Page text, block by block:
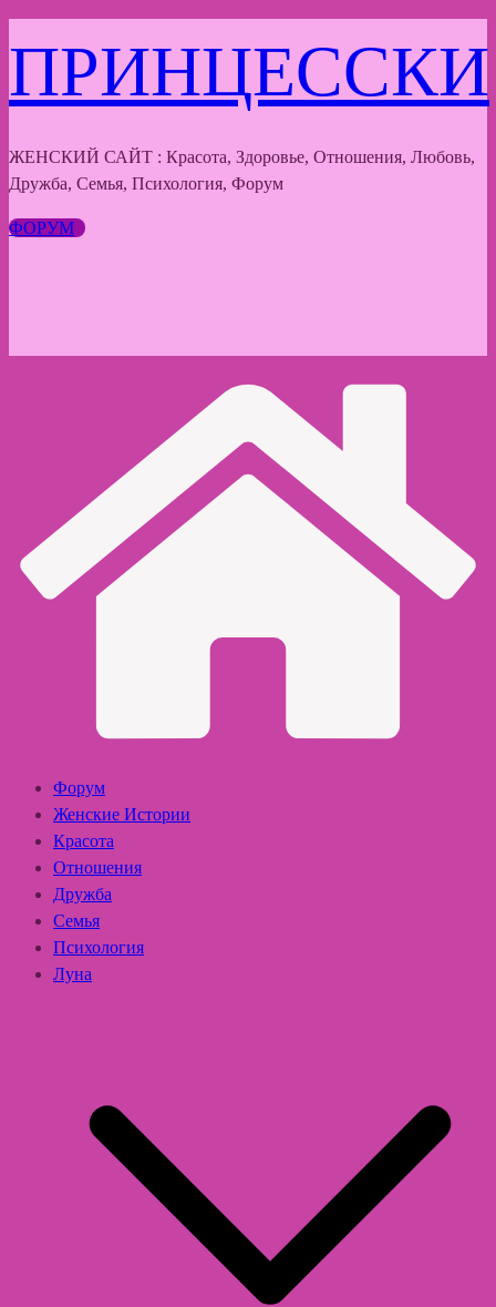
к
содержимому
ПРИНЦЕССКИ
ЖЕНСКИЙ САЙТ : Красота, Здоровье, Отношения, Любовь,
Дружба, Семья, Психология, Форум
ФОРУМ
Форум
Женские Истории
Красота
Отношения
Дружба
Семья
Психология
Луна